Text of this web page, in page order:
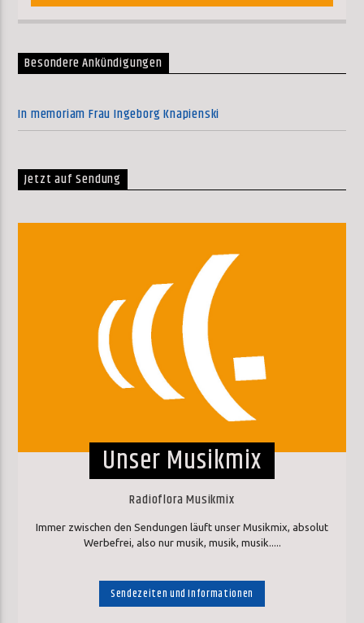
Besondere Ankündigungen
In memoriam Frau Ingeborg Knapienski
Jetzt auf Sendung
Unser Musikmix
Radioflora Musikmix
Immer zwischen den Sendungen läuft unser Musikmix, absolut
Werbefrei, also nur musik, musik, musik.....
Sendezeiten und Informationen